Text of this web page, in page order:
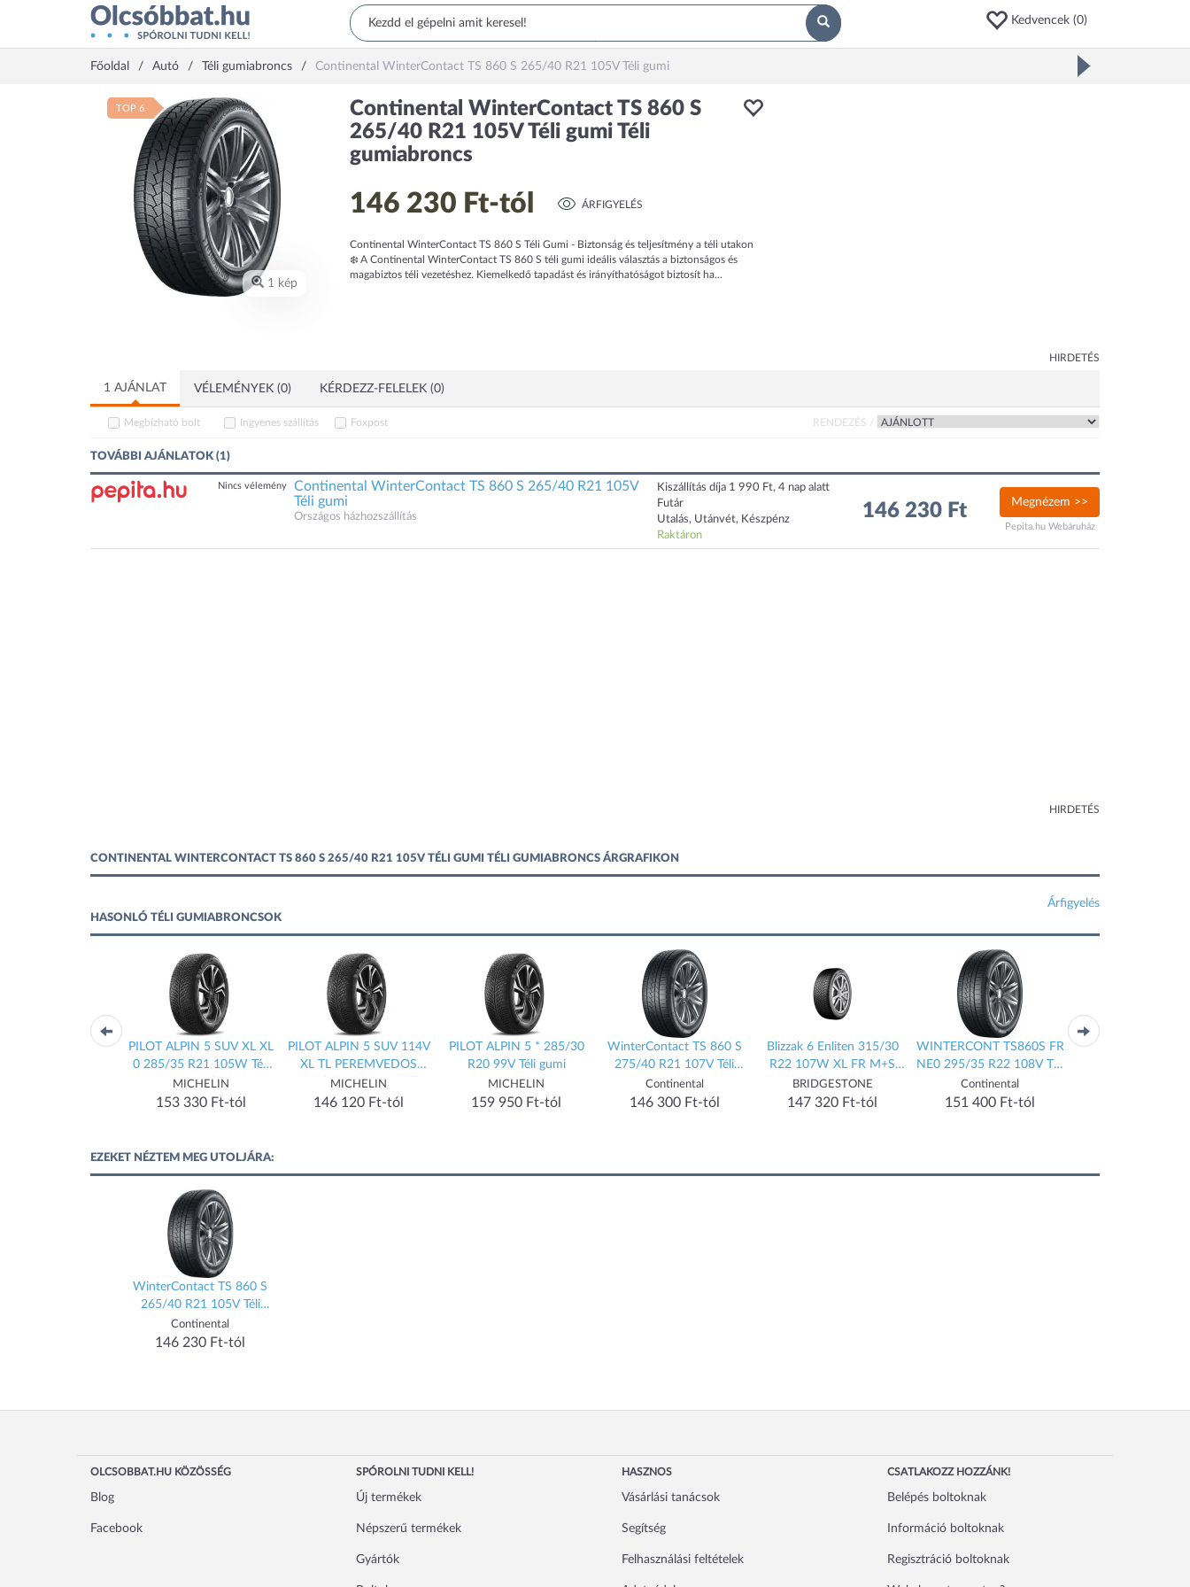
Kedvencek (0)
Főoldal Autó Téli gumiabroncs Continental WinterContact TS 860 S 265/40 R21 105V Téli gumi
TOP 6
1 kép
Continental WinterContact TS 860 S
265/40 R21 105V Téli gumi Téli
gumiabroncs
146 230 Ft-tól ÁRFIGYELÉS
Continental WinterContact TS 860 S Téli Gumi - Biztonság és teljesítmény a téli utakon
❄️ A Continental WinterContact TS 860 S téli gumi ideális választás a biztonságos és
magabiztos téli vezetéshez. Kiemelkedő tapadást és irányíthatóságot biztosít ha...
HIRDETÉS
1 AJÁNLAT VÉLEMÉNYEK (0) KÉRDEZZ-FELELEK (0)
Megbízható bolt Ingyenes szállítás Foxpost RENDEZÉS /
TOVÁBBI AJÁNLATOK (1)
Nincs vélemény
Continental WinterContact TS 860 S 265/40 R21 105V
Téli gumi
Országos házhozszállítás
Kiszállítás díja 1 990 Ft, 4 nap alatt
Futár
Utalás, Utánvét, Készpénz
Raktáron
146 230 Ft Megnézem >>
Pepita.hu Webáruház
HIRDETÉS
CONTINENTAL WINTERCONTACT TS 860 S 265/40 R21 105V TÉLI GUMI TÉLI GUMIABRONCS ÁRGRAFIKON
Árfigyelés
HASONLÓ TÉLI GUMIABRONCSOK
ALPIN 5 275/35
PILOT ALPIN 5 SUV XL XL
0 285/35 R21 105W Téli
gumi
MICHELIN
153 330 Ft-tól
PILOT ALPIN 5 SUV 114V
XL TL PEREMVEDOS
285/45 R22 114V Téli
gumi
MICHELIN
146 120 Ft-tól
PILOT ALPIN 5 * 285/30
R20 99V Téli gumi
MICHELIN
159 950 Ft-tól
WinterContact TS 860 S
275/40 R21 107V Téli
gumi
Continental
146 300 Ft-tól
Blizzak 6 Enliten 315/30
R22 107W XL FR M+S
3PMSF off road, 4x4, suv
téli gumi
BRIDGESTONE
147 320 Ft-tól
WINTERCONT TS860S FR
NE0 295/35 R22 108V Téli
gumi
Continental
151 400 Ft-tól
PILOT ALPIN 5 XL
EZEKET NÉZTEM MEG UTOLJÁRA:
WinterContact TS 860 S
265/40 R21 105V Téli
gumi
Continental
146 230 Ft-tól
OLCSOBBAT.HU KÖZÖSSÉG
Blog
Facebook
SPÓROLNI TUDNI KELL!
Új termékek
Népszerű termékek
Gyártók
HASZNOS
Vásárlási tanácsok
Segítség
Felhasználási feltételek
CSATLAKOZZ HOZZÁNK!
Belépés boltoknak
Információ boltoknak
Regisztráció boltoknak